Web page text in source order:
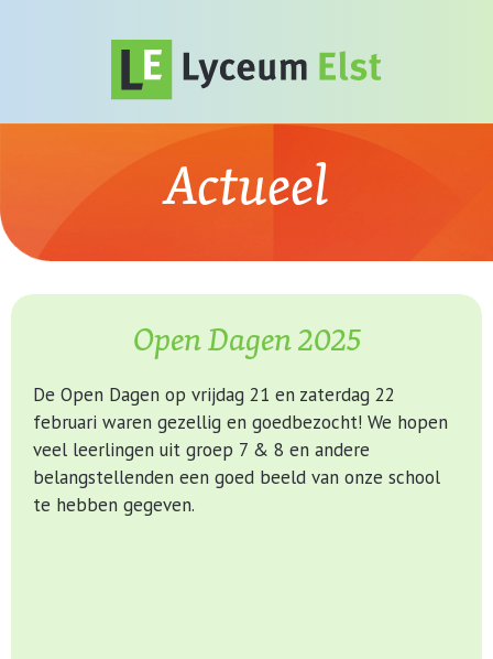
Actueel
Open Dagen 2025
De Open Dagen op vrijdag 21 en zaterdag 22
februari waren gezellig en goedbezocht! We hopen
veel leerlingen uit groep 7 & 8 en andere
belangstellenden een goed beeld van onze school
te hebben gegeven.